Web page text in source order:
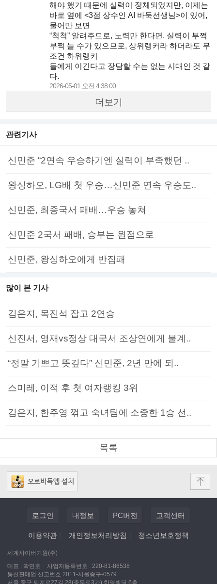
해야 했기 때문에 실력이 정체되었지만, 이제는
바로 옆에 <3점 상수인 AI 바둑선생님>이 있어,
물어만 보면
“척척” 알려주므로, 노력만 한다면, 실력이 부쩍
부쩍 늘 수가 있으므로, 상위랭커라 하더라도 무
조건 하위랭커
들에게 이긴다고 장담할 수는 없는 시대인 것 같
다.
2026-05-01 오전 4:38:00
더보기
관련기사
신민준 “2연속 우승하기엔 실력이 부족했던 ..
왕싱하오, LG배 첫 우승…신민준 연속 우승도..
신민준, 최종국서 패배…우승 놓쳐
신민준 2국서 패배, 승부는 원점으로
신민준, 왕싱하오에게 반집패
많이 본 기사
김은지, 목진석 잡고 2연승
신진서, 영재vs정상 대국서 조상연에게 불계..
“정말 기쁘고 뜻깊다” 신민준, 2년 만에 되..
스미레, 이적 후 첫 여자랭킹 3위
김은지, 한주영 꺾고 숙녀팀에 소중한 1승 선..
목록
로그인 내정보 PC버전 고객센터
이용약관 개인정보처리방침 청소년보호정책
세계사이버기원(주)
대표 : 곽민호
사업자등록번호 : 220-81-86538
통신판매업 신고번호:2011-서울중구-0579
서울 중구 퇴계로27길 28(충무로3가) 한영빌딩 6층